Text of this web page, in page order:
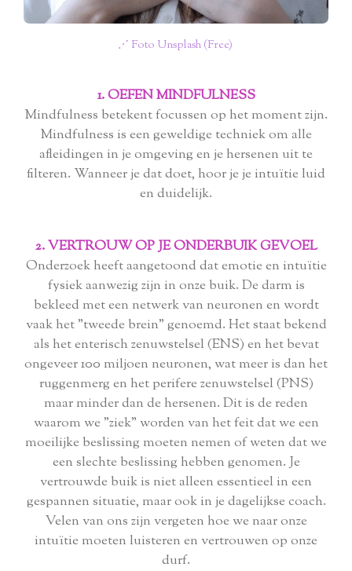
⋰ Foto Unsplash (Free)
1. OEFEN MINDFULNESS
Mindfulness betekent focussen op het moment zijn.
Mindfulness is een geweldige techniek om alle
afleidingen in je omgeving en je hersenen uit te
filteren. Wanneer je dat doet, hoor je je intuïtie luid
en duidelijk.
2. VERTROUW OP JE ONDERBUIK GEVOEL
Onderzoek heeft aangetoond dat emotie en intuïtie
fysiek aanwezig zijn in onze buik. De darm is
bekleed met een netwerk van neuronen en wordt
vaak het "tweede brein" genoemd. Het staat bekend
als het enterisch zenuwstelsel (ENS) en het bevat
ongeveer 100 miljoen neuronen, wat meer is dan het
ruggenmerg en het perifere zenuwstelsel (PNS)
maar minder dan de hersenen. Dit is de reden
waarom we "ziek" worden van het feit dat we een
moeilijke beslissing moeten nemen of weten dat we
een slechte beslissing hebben genomen. Je
vertrouwde buik is niet alleen essentieel in een
gespannen situatie, maar ook in je dagelijkse coach.
Velen van ons zijn vergeten hoe we naar onze
intuïtie moeten luisteren en vertrouwen op onze
durf.